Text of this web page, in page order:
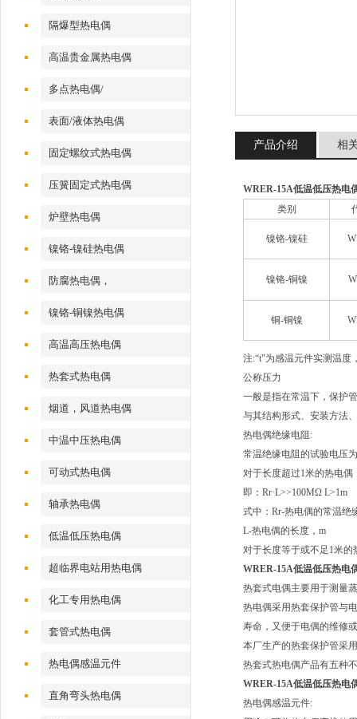
隔爆型热电偶
高温贵金属热电偶
多点热电偶/
表面/液体热电偶
固定螺纹式热电偶
压簧固定式热电偶
炉壁热电偶
镍铬-镍硅热电偶
防腐热电偶，
镍铬-铜镍热电偶
高温高压热电偶
热套式热电偶
烟道，风道热电偶
中温中压热电偶
可动式热电偶
轴承热电偶
低温低压热电偶
超临界电站用热电偶
化工专用热电偶
套管式热电偶
热电偶感温元件
直角弯头热电偶
产品介绍 相
WRER-15A低温低压热电
类别
镍铬-镍硅
镍铬-铜镍
铜-铜镍
注:“t"为感温元件实测温度
公称压力
一般是指在常温下，保护
与其结构形式、安装方法
热电偶绝缘电阻:
常温绝缘电阻的试验电压
对于长度超过1米的热电偶
即：Rr·L>>100MΩ L>1m
式中：Rr-热电偶的常温绝
L-热电偶的长度，m
对于长度等于或不足1米
WRER-15A低温低压热电
热套式电偶主要用于测量
热电偶采用热套保护管与
寿命，又便于电偶的维修
本厂生产的热套保护管采
热套式热电偶产品有五种
WRER-15A低温低压热电
热电偶感温元件: